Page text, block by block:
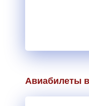
Авиабилеты